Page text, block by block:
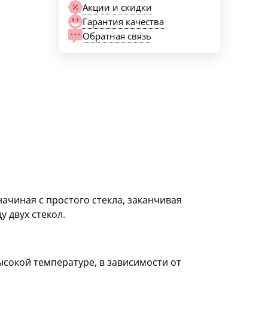
Акции и скидки
Гарантия качества
Обратная связь
с простого стекла, заканчивая
двух стекол.
температуре, в зависимости от